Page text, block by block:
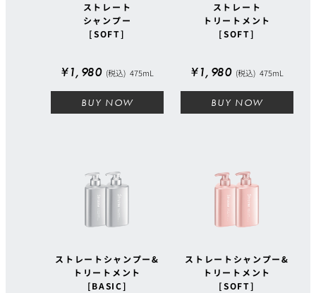
ストレート
シャンプー
[SOFT]
¥1,980 (税込) 475mL
BUY NOW
ストレート
トリートメント
[SOFT]
¥1,980 (税込) 475mL
BUY NOW
ストレートシャンプー&
トリートメント
[BASIC]
ストレートシャンプー&
トリートメント
[SOFT]